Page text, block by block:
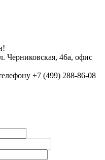
Черниковская, 46а, офис
+7 (499) 288-86-08